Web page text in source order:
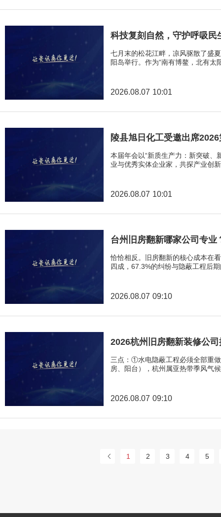
科技复刻自然，守护呼吸民
七月末的松花江畔，凉风驱散了盛
阳岛举行。作为“南有博鳌，北有太
2026.08.07 10:01
陵县旭日化工受邀出席
本届年会以“新质生产力：新突破、
业与优秀实体企业家，共探产业创
2026.08.07 10:01
台州旧房翻新哪家公司专
恰恰相反。旧房翻新的核心成本在
四成，67.3%的纠纷与隐蔽工程后
2026.08.07 09:10
2026杭州旧房翻新装修公
三点：①水电隐蔽工程必须全部重
房、阳台），杭州属亚热带季风气
2026.08.07 09:10
1 2 3 4 5